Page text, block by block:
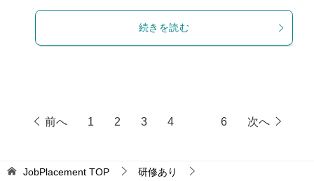
続きを読む
前へ 1 2 3 4 6 次へ
JobPlacement TOP
研修あり